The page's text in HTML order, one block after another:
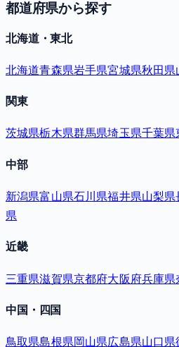
都道府県から探す
北海道・東北
北海道青森県岩手県宮城県秋田県
関東
茨城県栃木県群馬県埼玉県千葉県
中部
新潟県富山県石川県福井県山梨県
県
近畿
三重県滋賀県京都府大阪府兵庫県
中国・四国
鳥取県島根県岡山県広島県山口県